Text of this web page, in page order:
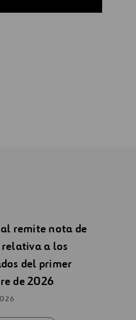
remite nota de
relativa a los
del primer
de 2026